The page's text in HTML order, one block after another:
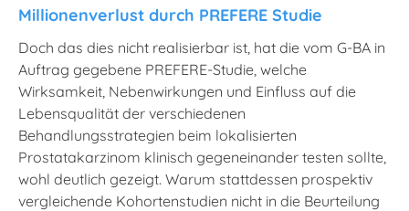
Millionenverlust durch PREFERE Studie
Doch das dies nicht realisierbar ist, hat die vom G-BA in
Auftrag gegebene PREFERE-Studie, welche
Wirksamkeit, Nebenwirkungen und Einfluss auf die
Lebensqualität der verschiedenen
Behandlungsstrategien beim lokalisierten
Prostatakarzinom klinisch gegeneinander testen sollte,
wohl deutlich gezeigt. Warum stattdessen prospektiv
vergleichende Kohortenstudien nicht in die Beurteilung